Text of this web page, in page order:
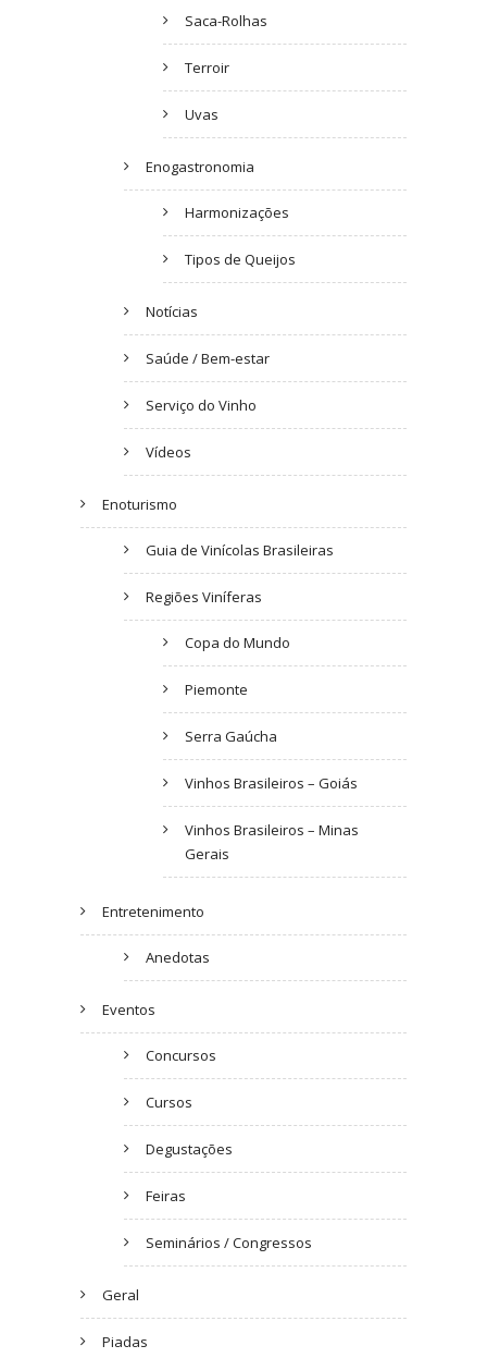
Saca-Rolhas
Terroir
Uvas
Enogastronomia
Harmonizações
Tipos de Queijos
Notícias
Saúde / Bem-estar
Serviço do Vinho
Vídeos
Enoturismo
Guia de Vinícolas Brasileiras
Regiões Viníferas
Copa do Mundo
Piemonte
Serra Gaúcha
Vinhos Brasileiros – Goiás
Vinhos Brasileiros – Minas
Gerais
Entretenimento
Anedotas
Eventos
Concursos
Cursos
Degustações
Feiras
Seminários / Congressos
Geral
Piadas